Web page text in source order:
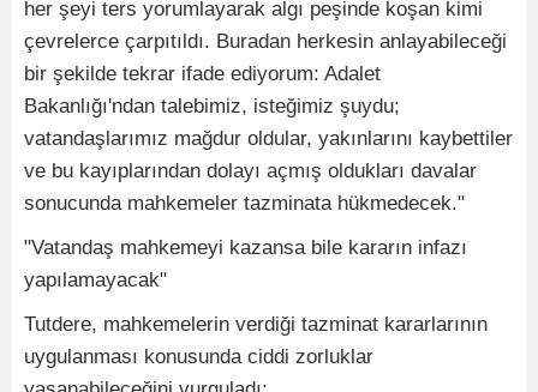
her şeyi ters yorumlayarak algı peşinde koşan kimi
çevrelerce çarpıtıldı. Buradan herkesin anlayabileceği
bir şekilde tekrar ifade ediyorum: Adalet
Bakanlığı'ndan talebimiz, isteğimiz şuydu;
vatandaşlarımız mağdur oldular, yakınlarını kaybettiler
ve bu kayıplarından dolayı açmış oldukları davalar
sonucunda mahkemeler tazminata hükmedecek."
"Vatandaş mahkemeyi kazansa bile kararın infazı
yapılamayacak"
Tutdere, mahkemelerin verdiği tazminat kararlarının
uygulanması konusunda ciddi zorluklar